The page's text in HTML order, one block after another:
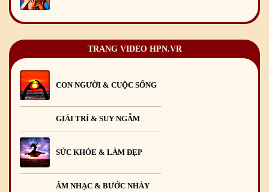
TRANG VIDEO HPN.VR
CON NGƯỜI & CUỘC SỐNG
GIẢI TRÍ & SUY NGẪM
SỨC KHỎE & LÀM ĐẸP
ÂM NHẠC & BƯỚC NHẢY